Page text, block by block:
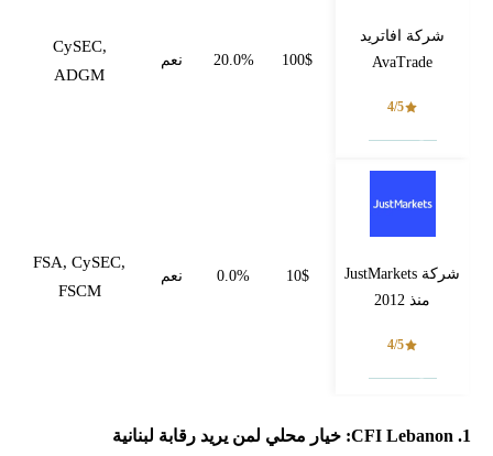
شركة افاتريد
AvaTrade
4/5
100$
20.0% نعم
CySEC,
ADGM
شركة JustMarkets
منذ 2012
4/5
10$
0.0% نعم
FSA, CySEC,
FSCM
1. CFI Lebanon: خيار محلي لمن يريد رقابة لبنانية